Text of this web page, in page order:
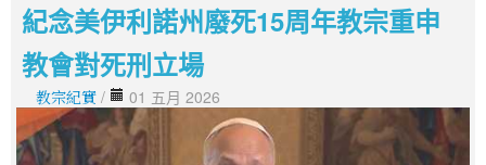
紀念美伊利諾州廢死15周年教宗重申
教會對死刑立場
教宗紀實 / 01 五月 2026